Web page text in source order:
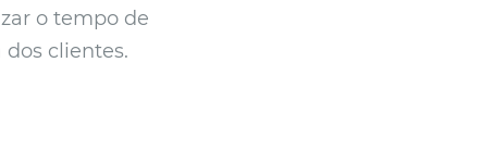
o tempo de
clientes.